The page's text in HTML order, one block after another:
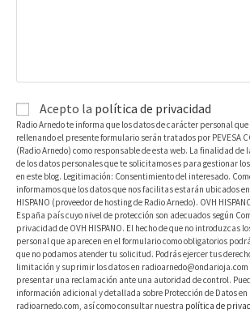
Acepto la política de privacidad
Radio Arnedo te informa que los datos de carácter personal
rellenando el presente formulario serán tratados por PEVESA
(Radio Arnedo) como responsable de esta web. La finalidad
de los datos personales que te solicitamos es para gestionar
en este blog. Legitimación: Consentimiento del interesado.
informamos que los datos que nos facilitas estarán ubicados en
HISPANO (proveedor de hosting de Radio Arnedo). OVH
España país cuyo nivel de protección son adecuados según
privacidad de OVH HISPANO. El hecho de que no introduzcas
personal que aparecen en el formulario como obligatorios
que no podamos atender tu solicitud. Podrás ejercer tus
limitación y suprimir los datos en radioarnedo@ondarioja.com
presentar una reclamación ante una autoridad de control.
información adicional y detallada sobre Protección de Datos
radioarnedo.com, así como consultar nuestra política de